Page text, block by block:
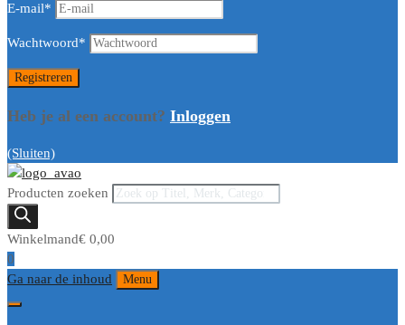
E-mail*
Wachtwoord*
Heb je al een account? Inloggen
(Sluiten)
Producten zoeken
Winkelmand€ 0,00
0
Ga naar de inhoud
Menu